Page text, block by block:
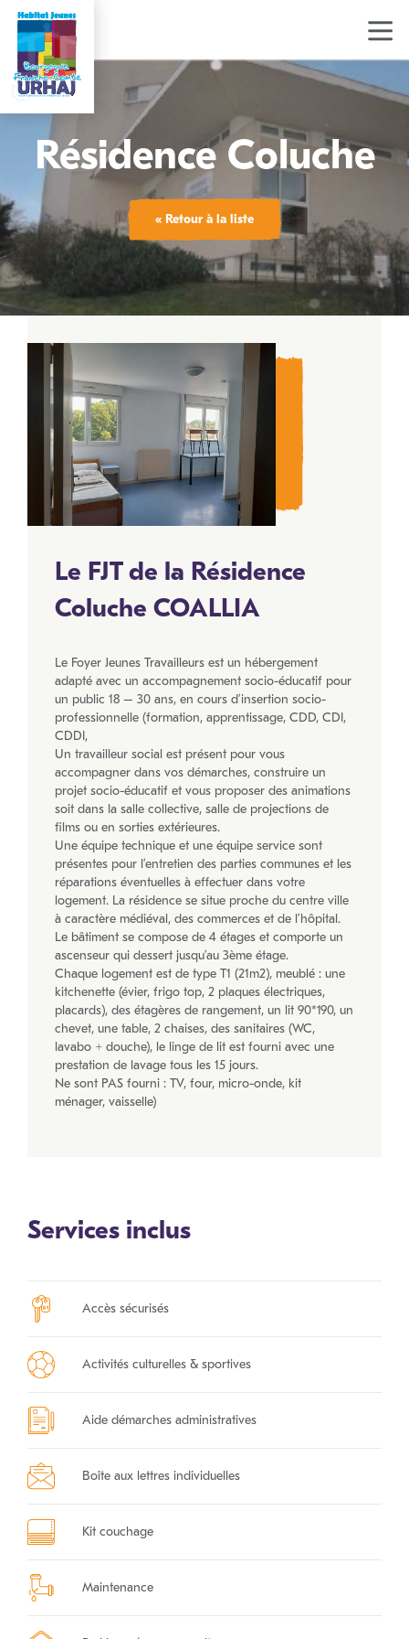
Aller
contenu
principal
Résidence Coluche
« Retour à la liste
Le FJT de la Résidence
Coluche COALLIA
Le Foyer Jeunes Travailleurs est un hébergement
adapté avec un accompagnement socio-éducatif pour
un public 18 – 30 ans, en cours d’insertion socio-
professionnelle (formation, apprentissage, CDD, CDI,
CDDI,
Un travailleur social est présent pour vous
accompagner dans vos démarches, construire un
projet socio-éducatif et vous proposer des animations
soit dans la salle collective, salle de projections de
films ou en sorties extérieures.
Une équipe technique et une équipe service sont
présentes pour l’entretien des parties communes et les
réparations éventuelles à effectuer dans votre
logement. La résidence se situe proche du centre ville
à caractère médiéval, des commerces et de l’hôpital.
Le bâtiment se compose de 4 étages et comporte un
ascenseur qui dessert jusqu’au 3ème étage.
Chaque logement est de type T1 (21m2), meublé : une
kitchenette (évier, frigo top, 2 plaques électriques,
placards), des étagères de rangement, un lit 90*190, un
chevet, une table, 2 chaises, des sanitaires (WC,
lavabo + douche), le linge de lit est fourni avec une
prestation de lavage tous les 15 jours.
Ne sont PAS fourni : TV, four, micro-onde, kit
ménager, vaisselle)
Services inclus
Accès sécurisés
Activités culturelles & sportives
Aide démarches administratives
Boîte aux lettres individuelles
Kit couchage
Maintenance